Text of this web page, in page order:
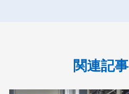
関連記事